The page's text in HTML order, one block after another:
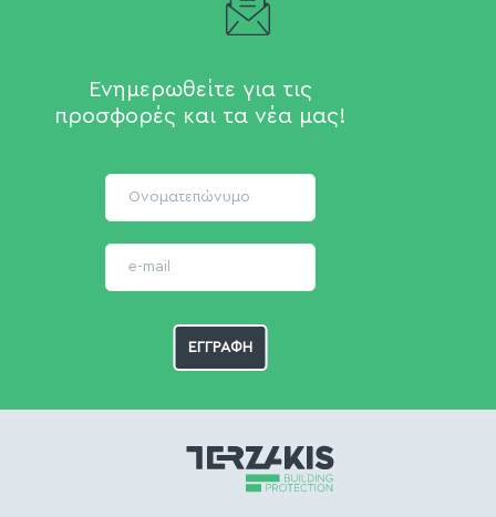
Ενημερωθείτε για τις
προσφορές και τα νέα μας!